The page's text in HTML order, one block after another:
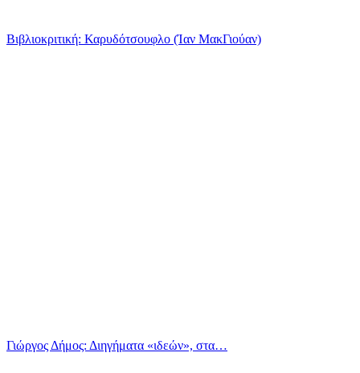
Βιβλιοκριτική: Καρυδότσουφλο (Ίαν ΜακΓιούαν)
Γιώργος Δήμος: Διηγήματα «ιδεών», στα…